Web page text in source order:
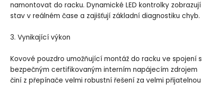
namontovat do racku. Dynamické LED kontrolky zobrazují
stav v reálném čase a zajišťují základní diagnostiku chyb.
3. Vynikající výkon
Kovové pouzdro umožňující montáž do racku ve spojení s
bezpečným certifikovaným interním napájecím zdrojem
činí z přepínače velmi robustní řešení za velmi přijatelnou